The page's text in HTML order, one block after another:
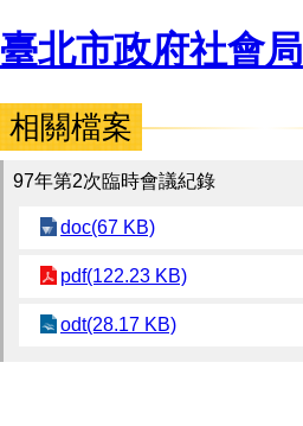
臺北市政府社會局
相關檔案
97年第2次臨時會議紀錄
doc(67 KB)
pdf(122.23 KB)
odt(28.17 KB)